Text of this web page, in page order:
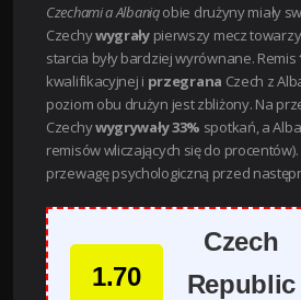
Czechami a Albaniąobie drużyny miały
Czechywygrałypierwszy mecz
starcia były bardziej wyrównane. Remis
kwalifikacyjnej i przegrana Czech z
poziom obu drużyn jest zbliżony. Na
Czechywygrywały 33% spotkań, a
remisów wliczających się do
przewagę psychologiczną przed
1.70
Czech
Republic